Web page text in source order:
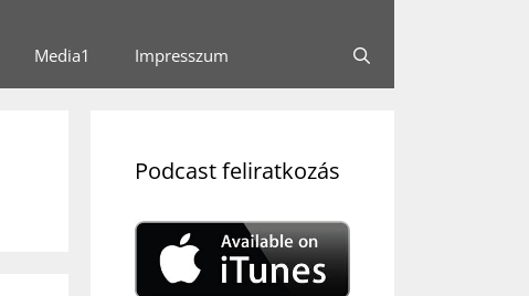
Media1 Impresszum
Podcast feliratkozás